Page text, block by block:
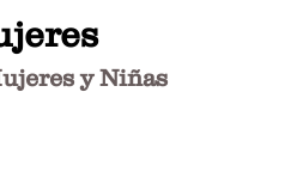
y Niñas